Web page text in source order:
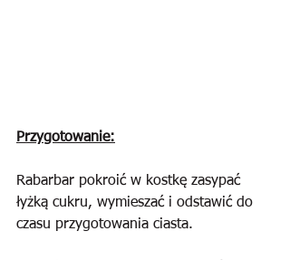
Przygotowanie:
Rabarbar pokroić w kostkę zasypać
łyżką cukru, wymieszać i odstawić do
czasu przygotowania ciasta.